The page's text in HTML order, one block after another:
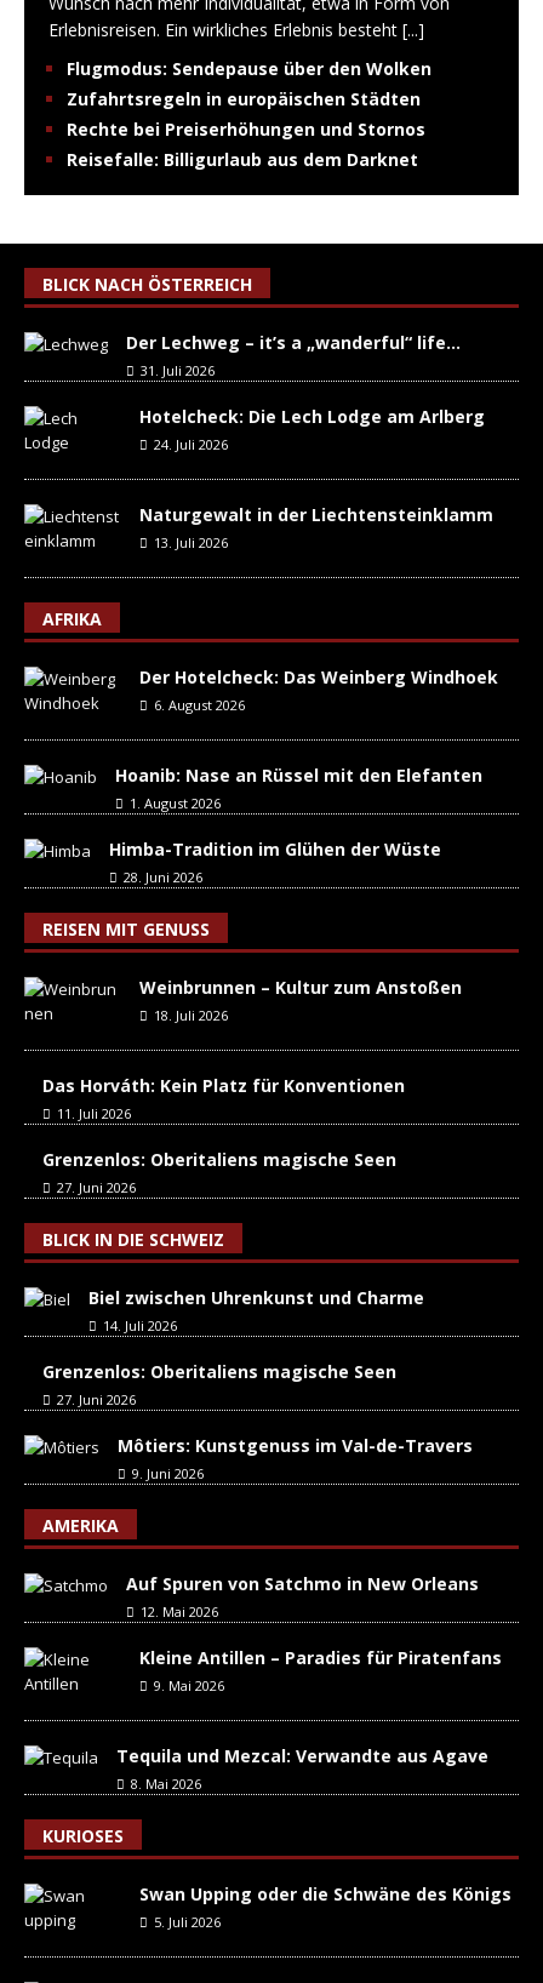
Erlebnisreisen. Ein wirkliches Erlebnis besteht [...]
Flugmodus: Sendepause über den Wolken
Zufahrtsregeln in europäischen Städten
Rechte bei Preiserhöhungen und Stornos
Reisefalle: Billigurlaub aus dem Darknet
BLICK NACH ÖSTERREICH
Der Lechweg – it’s a „wanderful“ life…
31. Juli 2026
Hotelcheck: Die Lech Lodge am Arlberg
24. Juli 2026
Naturgewalt in der Liechtensteinklamm
13. Juli 2026
AFRIKA
Der Hotelcheck: Das Weinberg Windhoek
6. August 2026
Hoanib: Nase an Rüssel mit den Elefanten
1. August 2026
Himba-Tradition im Glühen der Wüste
28. Juni 2026
REISEN MIT GENUSS
Weinbrunnen – Kultur zum Anstoßen
18. Juli 2026
Das Horváth: Kein Platz für Konventionen
11. Juli 2026
Grenzenlos: Oberitaliens magische Seen
27. Juni 2026
BLICK IN DIE SCHWEIZ
Biel zwischen Uhrenkunst und Charme
14. Juli 2026
Grenzenlos: Oberitaliens magische Seen
27. Juni 2026
Môtiers: Kunstgenuss im Val-de-Travers
9. Juni 2026
AMERIKA
Auf Spuren von Satchmo in New Orleans
12. Mai 2026
Kleine Antillen – Paradies für Piratenfans
9. Mai 2026
Tequila und Mezcal: Verwandte aus Agave
8. Mai 2026
KURIOSES
Swan Upping oder die Schwäne des Königs
5. Juli 2026